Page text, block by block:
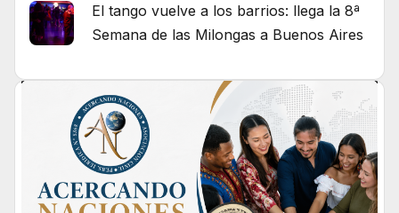
El tango vuelve a los barrios: llega la 8ª
Semana de las Milongas a Buenos Aires